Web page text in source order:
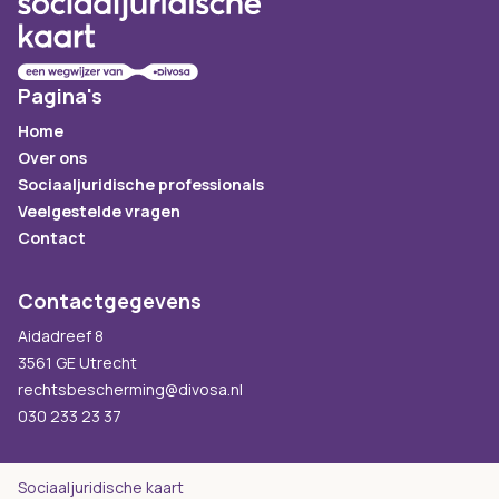
Pagina's
Home
Over ons
Sociaaljuridische professionals
Veelgestelde vragen
Contact
Contactgegevens
Aidadreef 8
3561 GE Utrecht
rechtsbescherming@divosa.nl
030 233 23 37
Sociaaljuridische kaart